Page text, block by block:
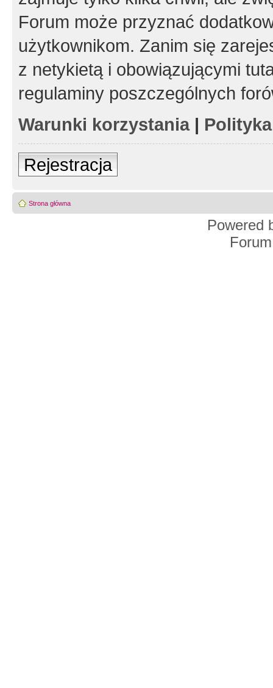
Forum może przyznać
użytkownikom. Zanim się
z netykietą i obowiązującymi
regulaminy poszczególnych
Warunki korzystania|
Rejestracja
Strona główna
Powered